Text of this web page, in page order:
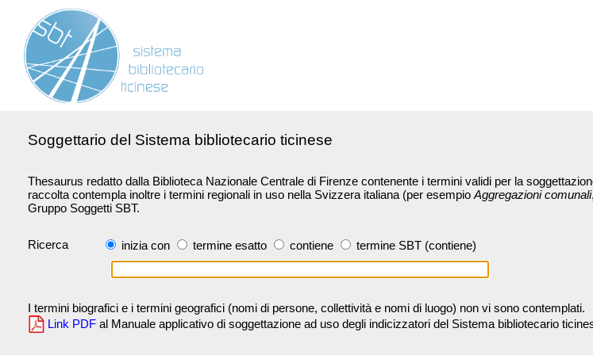
Soggettario del Sistema bibliotecario ticinese
Thesaurus redatto dalla Biblioteca Nazionale Centrale di Firenze contenente i termini validi per la
raccolta contempla inoltre i termini regionali in uso nella Svizzera italiana (per esempio Aggregazioni comunali,
Gruppo Soggetti SBT.
Ricerca inizia con termine esatto contiene termine SBT (contiene)
I termini biografici e i termini geografici (nomi di persone, collettività e nomi di luogo) non vi sono contemplati.
Link PDF al Manuale applicativo di soggettazione ad uso degli indicizzatori del Sistema bibliotecario